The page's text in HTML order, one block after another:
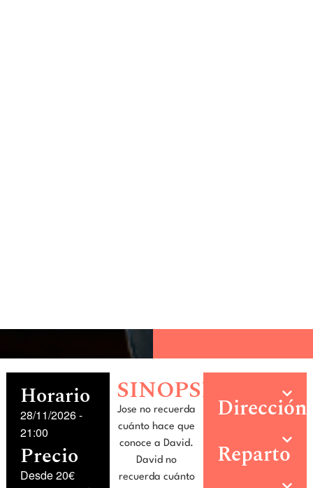
Horario
28/11/2026-
21:00
Precio
Desde 20€
SINOPSIS
Jose no recuerda
cuánto hace que
conoce a David.
David no
recuerda cuánto
Dirección
Reparto